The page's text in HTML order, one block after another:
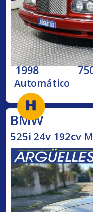
1998
Automático
BMW
525i 24v 192cv